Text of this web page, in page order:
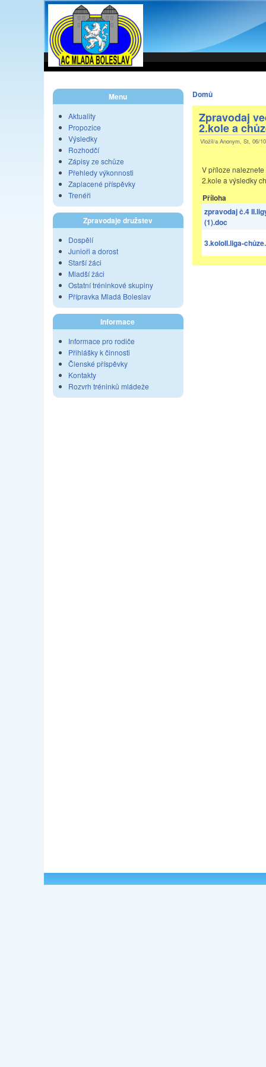
Menu
Aktuality
Propozice
Výsledky
Rozhodčí
Zápisy ze schůze
Přehledy výkonnosti
Zaplacené příspěvky
Trenéři
Zpravodaje družstev
Dospělí
Junioři a dorost
Starší žáci
Mladší žáci
Ostatní tréninkové skupiny
Přípravka Mladá Boleslav
Informace
Informace pro rodiče
Přihlášky k činnosti
Členské příspěvky
Kontakty
Rozvrh tréninků mládeže
Domů
Zpravodaj
2.kole a
Vložil/a Anonym, St, 06/
V příloze
2.kole a výsledky
Příloha
zpravodaj č.4
(1).doc
3.koloII.liga-